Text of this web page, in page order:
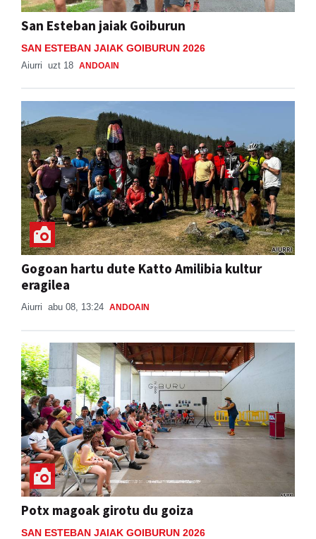
San Esteban jaiak Goiburun
SAN ESTEBAN JAIAK GOIBURUN 2026
Aiurri uzt 18 ANDOAIN
Gogoan hartu dute Katto Amilibia kultur
eragilea
Aiurri abu 08, 13:24 ANDOAIN
Potx magoak girotu du goiza
SAN ESTEBAN JAIAK GOIBURUN 2026